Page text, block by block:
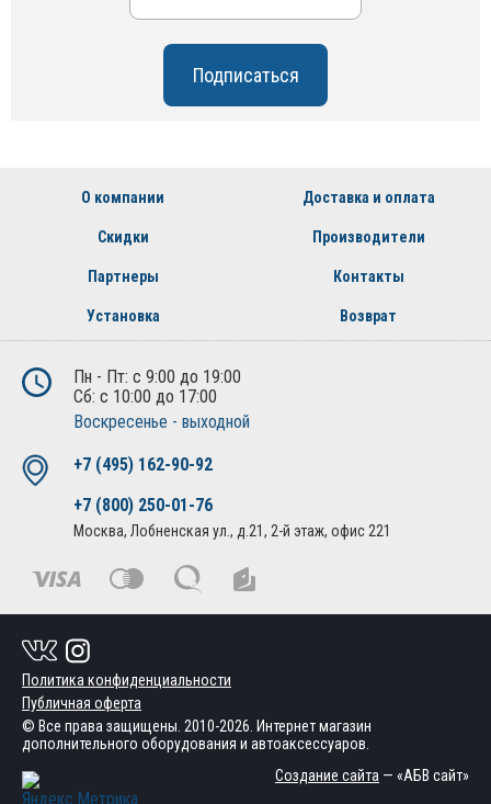
О компании Доставка и оплата
Скидки Производители
Партнеры Контакты
Установка Возврат
Пн - Пт: с 9:00 до 19:00
Сб: с 10:00 до 17:00
Воскресенье - выходной
+7 (495) 162-90-92
+7 (800) 250-01-76
Москва, Лобненская ул., д.21, 2-й этаж, офис 221
Политика конфиденциальности
Публичная оферта
© Все права защищены. 2010-2026. Интернет магазин
дополнительного оборудования и автоаксессуаров.
Создание сайта — «АБВ сайт»